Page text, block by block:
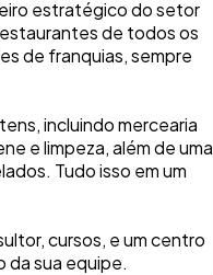
estratégico do setor
de todos os
de franquias, sempre
incluindo mercearia
e limpeza, além de uma
Tudo isso em um
cursos, e um centro
sua equipe.